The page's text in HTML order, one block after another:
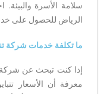
سلامة الأسرة
الرياض للحصول على
ما تكلفة خدمات شركة
إذا كنت تبحث عن
معرفة أن الأسعار